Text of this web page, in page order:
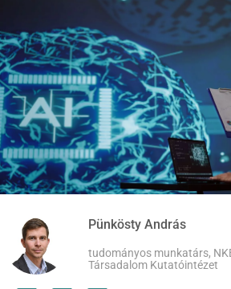
Pünkösty András
tudományos munkatárs,
Társadalom Kutatóintézet